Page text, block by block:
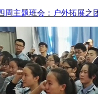
周主题班会：户外拓展之